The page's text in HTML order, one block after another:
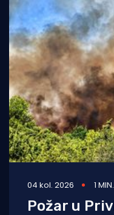
04 kol. 2026 1
Požar u